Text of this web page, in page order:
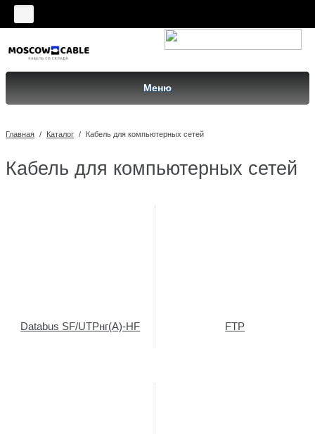
Меню
Главная / Каталог / Кабель для компьютерных сетей
Кабель для компьютерных сетей
Databus SF/UTPнг(A)-HF FTP